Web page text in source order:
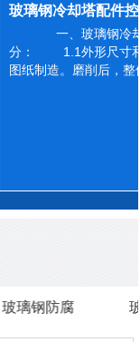
一、玻璃钢冷
分： 1.1外形尺寸和
图纸制造。磨削后，
玻璃钢防腐